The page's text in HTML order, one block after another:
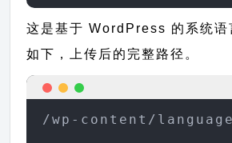
这是基于 WordPress 的系统
如下，上传后的完整路径。
/wp-content/